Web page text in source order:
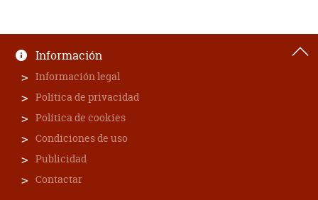
Información
Información legal
Política de privacidad
Política de cookies
Condiciones de uso
Publicidad
Contactar